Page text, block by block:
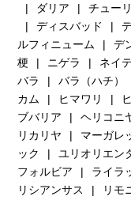
ダリア
チュー
ディスバッド
ルフィニューム
デ
梗
ニゲラ ネイ
バラ
バラ（ハチ）
カム
ヒマワリ
ブバリア
ヘリコニ
リカリヤ
マーガレ
ック
ユリオリエン
フォルビア
ライラ
リシアンサス
リモ